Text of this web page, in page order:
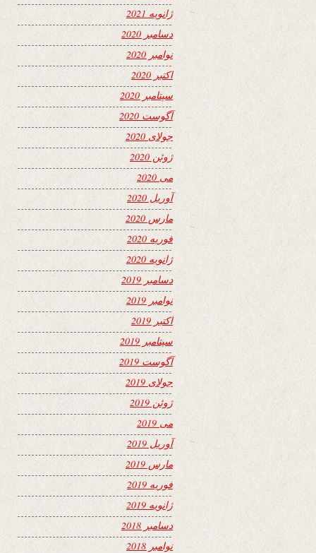
ژانویه 2021
دسامبر 2020
نوامبر 2020
اکتبر 2020
سپتامبر 2020
آگوست 2020
جولای 2020
ژوئن 2020
می 2020
آوریل 2020
مارس 2020
فوریه 2020
ژانویه 2020
دسامبر 2019
نوامبر 2019
اکتبر 2019
سپتامبر 2019
آگوست 2019
جولای 2019
ژوئن 2019
می 2019
آوریل 2019
مارس 2019
فوریه 2019
ژانویه 2019
دسامبر 2018
نوامبر 2018